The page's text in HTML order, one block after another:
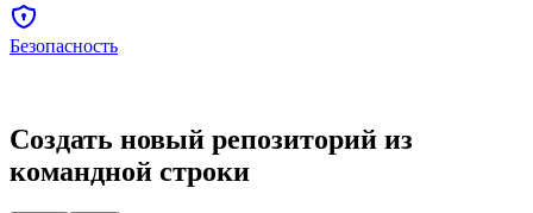
Безопасность
Создать новый репозиторий из
командной строки